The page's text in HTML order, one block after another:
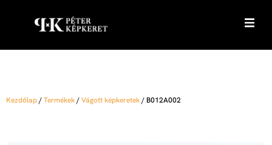
Kezdőlap/Termékek/Vágott képkeretek/B012A002